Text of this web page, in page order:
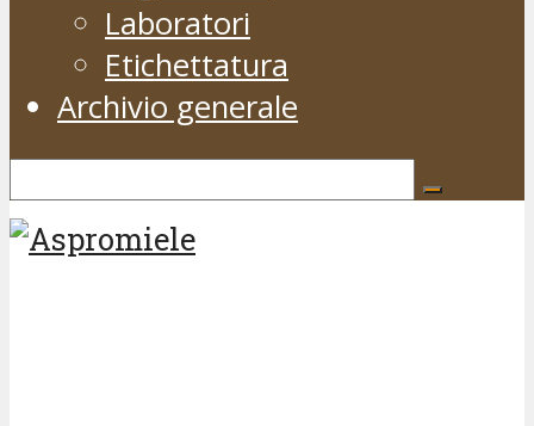
Laboratori
Etichettatura
Archivio generale